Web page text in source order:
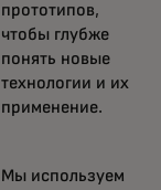
прототипов,
чтобы глубже
понять новые
технологии и их
применение.
Мы используем